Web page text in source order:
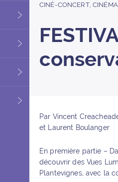
CINÉ-CONCERT, CINÉMA
Par Vincent
et Laurent Boulanger
En première partie –
découvrir des Vues
Plantevignes, avec la